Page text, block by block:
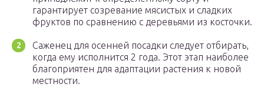
гарантирует созревание мясистых и сладких
фруктов по сравнению с деревьями из косточки.
Саженец для осенней посадки следует отбирать,
когда ему исполнится 2 года. Этот этап наиболее
благоприятен для адаптации растения к новой
местности.